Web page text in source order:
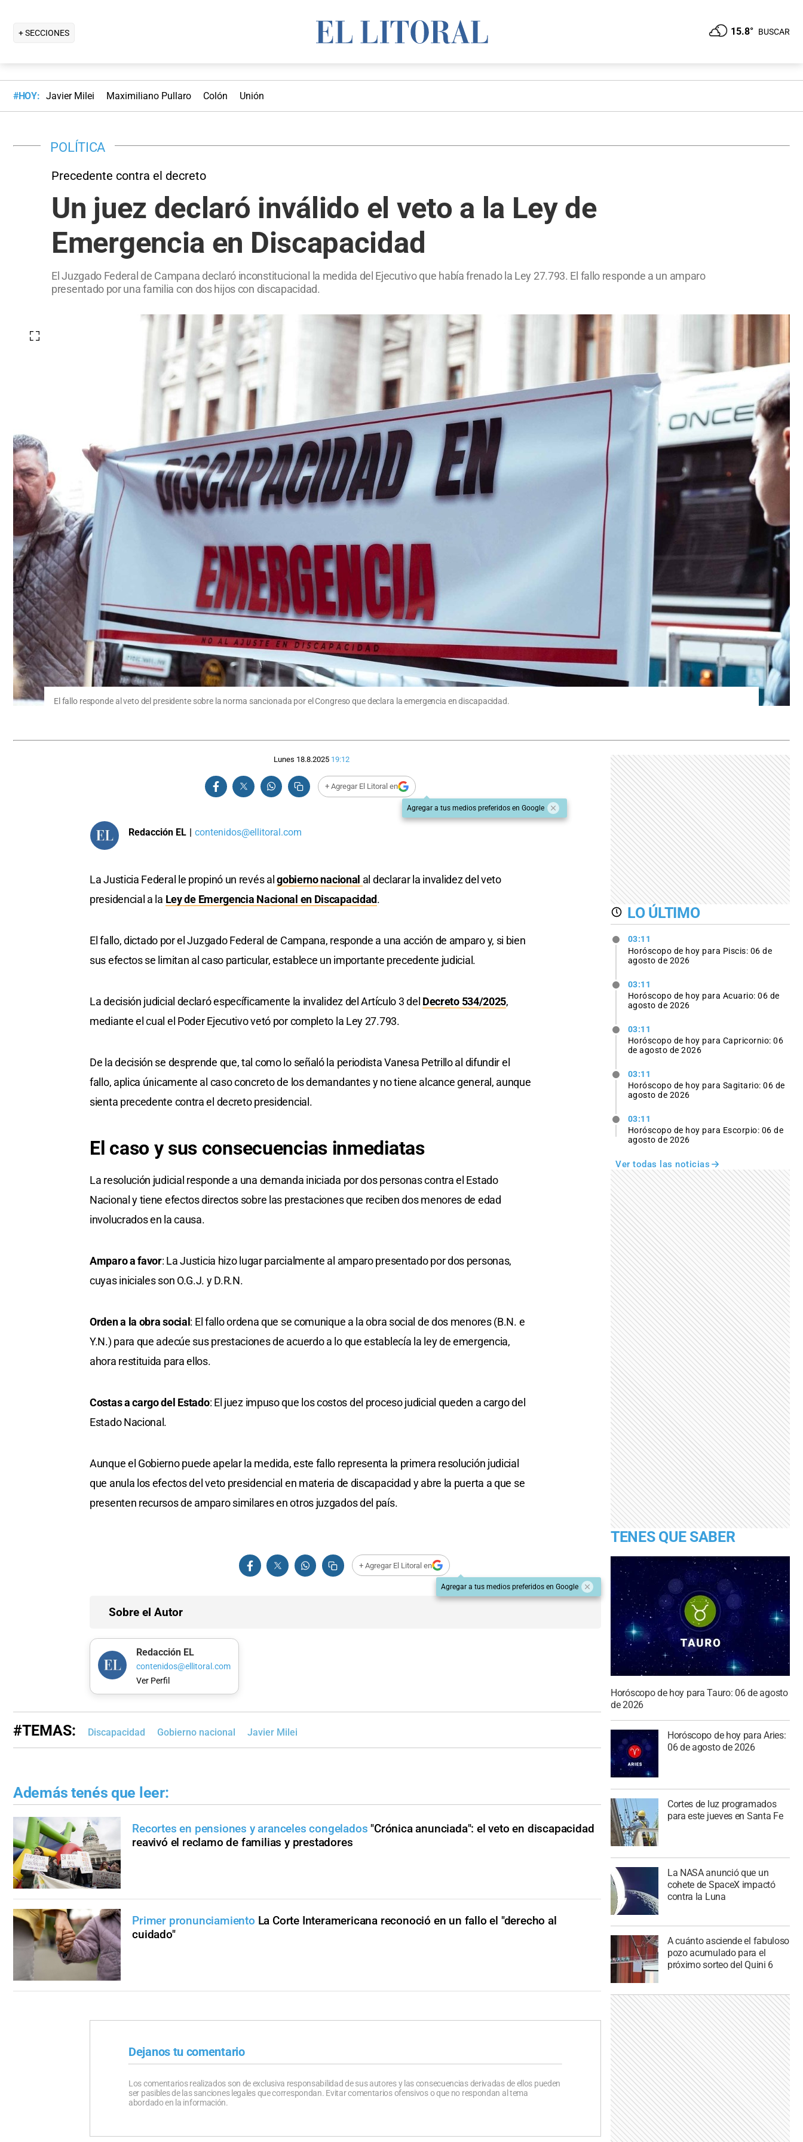
+ SECCIONES 15.8° BUSCAR
#HOY: Javier Milei Maximiliano Pullaro Colón Unión
POLÍTICA
Precedente contra el decreto
Un juez declaró inválido el veto a la Ley de
Emergencia en Discapacidad
El Juzgado Federal de Campana declaró inconstitucional la medida del Ejecutivo que había frenado la Ley 27.793. El fallo responde a un amparo
presentado por una familia con dos hijos con discapacidad.
El fallo responde al veto del presidente sobre la norma sancionada por el Congreso que declara la emergencia en discapacidad.
Lunes 18.8.2025 19:12
+ Agregar El Litoral en
Agregar a tus medios preferidos en Google
Redacción EL | contenidos@ellitoral.com
La Justicia Federal le propinó un revés algobierno nacional al declarar la invalidez del veto
presidencial a la Ley de Emergencia Nacional en Discapacidad.
El fallo, dictado por el Juzgado Federal de Campana, responde a una acción de amparo y, si bien
sus efectos se limitan al caso particular, establece un importante precedente judicial.
La decisión judicial declaró específicamente la invalidez del Artículo 3 del Decreto 534/2025,
mediante el cual el Poder Ejecutivo vetó por completo la Ley 27.793.
De la decisión se desprende que, tal como lo señaló la periodista Vanesa Petrillo al difundir el
fallo, aplica únicamente al caso concreto de los demandantes y no tiene alcance general, aunque
sienta precedente contra el decreto presidencial.
El caso y sus consecuencias inmediatas
La resolución judicial responde a una demanda iniciada por dos personas contra el Estado
Nacional y tiene efectos directos sobre las prestaciones que reciben dos menores de edad
involucrados en la causa.
Amparo a favor: La Justicia hizo lugar parcialmente al amparo presentado por dos personas,
cuyas iniciales son O.G.J. y D.R.N.
Orden a la obra social : El fallo ordena que se comunique a la obra social de dos menores (B.N. e
Y.N.) para que adecúe sus prestaciones de acuerdo a lo que establecía la ley de emergencia,
ahora restituida para ellos.
Costas a cargo del Estado: El juez impuso que los costos del proceso judicial queden a cargo del
Estado Nacional.
Aunque el Gobierno puede apelar la medida, este fallo representa la primera resolución judicial
que anula los efectos del veto presidencial en materia de discapacidad y abre la puerta a que se
presenten recursos de amparo similares en otros juzgados del país.
+ Agregar El Litoral en
Agregar a tus medios preferidos en Google
Sobre el Autor
Redacción EL
contenidos@ellitoral.com
Ver Perfil
#TEMAS: Discapacidad Gobierno nacional Javier Milei
Además tenés que leer:
Recortes en pensiones y aranceles congelados "Crónica anunciada": el veto en discapacidad
reavivó el reclamo de familias y prestadores
Primer pronunciamiento La Corte Interamericana reconoció en un fallo el "derecho al
cuidado"
Dejanos tu comentario
Los comentarios realizados son de exclusiva responsabilidad de sus autores y las consecuencias derivadas de ellos pueden
ser pasibles de las sanciones legales que correspondan. Evitar comentarios ofensivos o que no respondan al tema
abordado en la información.
LO ÚLTIMO
03:11
Horóscopo de hoy para Piscis: 06 de
agosto de 2026
03:11
Horóscopo de hoy para Acuario: 06 de
agosto de 2026
03:11
Horóscopo de hoy para Capricornio: 06
de agosto de 2026
03:11
Horóscopo de hoy para Sagitario: 06 de
agosto de 2026
03:11
Horóscopo de hoy para Escorpio: 06 de
agosto de 2026
Ver todas las noticias
TENES QUE SABER
Horóscopo de hoy para Tauro: 06 de agosto
de 2026
Horóscopo de hoy para Aries:
06 de agosto de 2026
Cortes de luz programados
para este jueves en Santa Fe
La NASA anunció que un
cohete de SpaceX impactó
contra la Luna
A cuánto asciende el fabuloso
pozo acumulado para el
próximo sorteo del Quini 6